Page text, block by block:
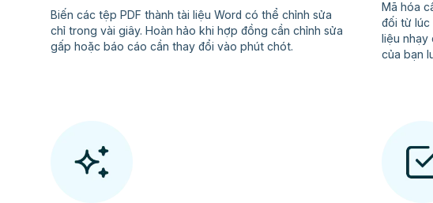
Biến các tệp PDF thành tài liệu Word có thể chỉnh sửa
chỉ trong vài giây. Hoàn hảo khi hợp đồng cần chỉnh sửa
gấp hoặc báo cáo cần thay đổi vào phút chót.
Mã hóa
đối từ lúc
liệu
của bạn